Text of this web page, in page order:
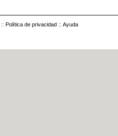
:: Política de privacidad :: Ayuda